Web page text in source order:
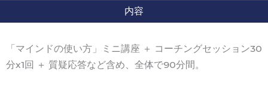
内容
「マインドの使い方」ミニ講座 ＋ コーチングセッション30
分x1回 ＋ 質疑応答など含め、全体で90分間。